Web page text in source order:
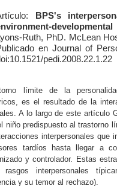
BPS's
developmental
Ruth, PhD. McLean
en Journal of
pedi.2008.22.1.22
límite de la
es el resultado de la
A lo largo de este artículo
niño predispuesto al trastorno
interpersonales que
tardíos hasta llegar a
y controlador. Estas
interpersonales
y su temor al rechazo).